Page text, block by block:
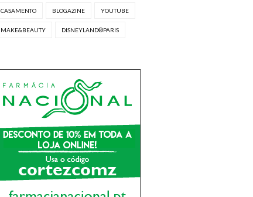
CASAMENTO BLOGAZINE YOUTUBE
MAKE&BEAUTY DISNEYLAND®PARIS